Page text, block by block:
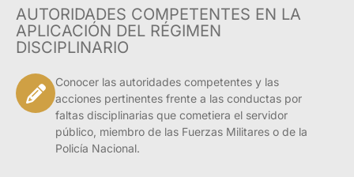
AUTORIDADES COMPETENTES EN LA
APLICACIÓN DEL RÉGIMEN
DISCIPLINARIO
Conocer las autoridades competentes y las
acciones pertinentes frente a las conductas por
faltas disciplinarias que cometiera el servidor
público, miembro de las Fuerzas Militares o de la
Policía Nacional.